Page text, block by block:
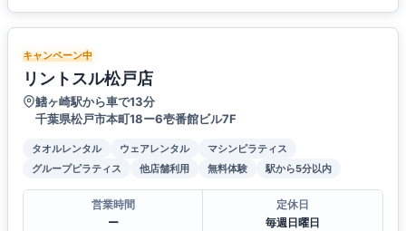
キャンペーン中
リントスル松戸店
鰭ヶ崎駅から車で13分
千葉県松戸市本町18ー6壱番館ビル7F
タオルレンタル ウェアレンタル
マシンピラティス
グループピラティス
他店舗利用 無料体験 駅から5分以内
営業時間
ー
定休日
毎週日曜日